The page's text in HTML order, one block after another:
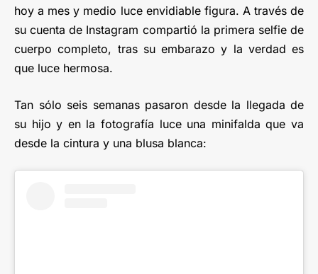
hoy a mes y medio luce envidiable figura. A través de
su cuenta de Instagram compartió la primera selfie de
cuerpo completo, tras su embarazo y la verdad es
que luce hermosa.
Tan sólo seis semanas pasaron desde la llegada de
su hijo y en la fotografía luce una minifalda que va
desde la cintura y una blusa blanca: